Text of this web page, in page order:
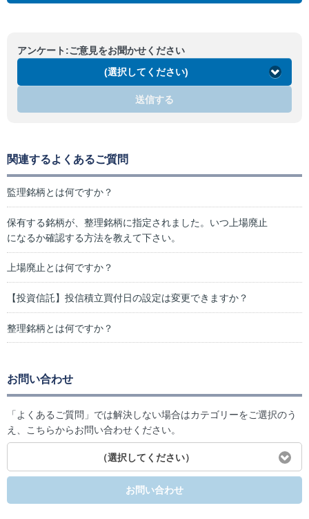
アンケート:ご意見をお聞かせください
(選択してください)
送信する
関連するよくあるご質問
監理銘柄とは何ですか？
保有する銘柄が、整理銘柄に指定されました。いつ上場廃止
になるか確認する方法を教えて下さい。
上場廃止とは何ですか？
【投資信託】投信積立買付日の設定は変更できますか？
整理銘柄とは何ですか？
お問い合わせ
「よくあるご質問」では解決しない場合はカテゴリーをご選択のう
え、こちらからお問い合わせください。
（選択してください）
お問い合わせ